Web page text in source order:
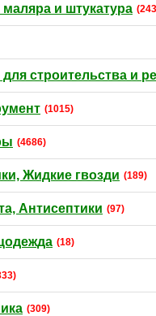
и штукатура
строительства и
(1015)
(4686)
Жидкие гвозди (189)
Антисептики (97)
(18)
(309)